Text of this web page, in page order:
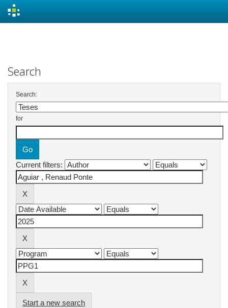
Search
Search:
for
Current filters:
Start a new search